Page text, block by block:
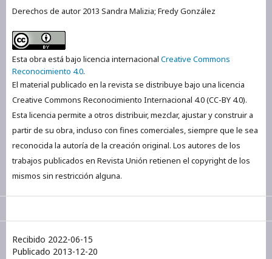
Derechos de autor 2013 Sandra Malizia; Fredy González
Esta obra está bajo licencia internacional Creative Commons
Reconocimiento 4.0.
El material publicado en la revista se distribuye bajo una licencia
Creative Commons Reconocimiento Internacional 4.0 (CC-BY 4.0).
Esta licencia permite a otros distribuir, mezclar, ajustar y construir a
partir de su obra, incluso con fines comerciales, siempre que le sea
reconocida la autoría de la creación original. Los autores de los
trabajos publicados en Revista Unión retienen el copyright de los
mismos sin restricción alguna.
Recibido 2022-06-15
Publicado 2013-12-20